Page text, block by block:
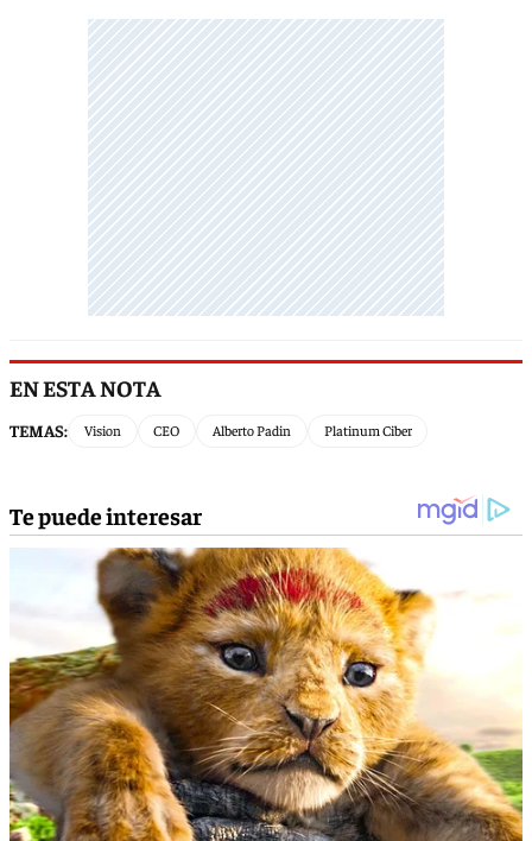
EN ESTA NOTA
TEMAS: Vision CEO Alberto Padin Platinum Ciber